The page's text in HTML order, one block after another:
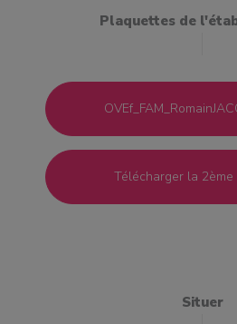
Plaquettes de
Télécharger la
Situer